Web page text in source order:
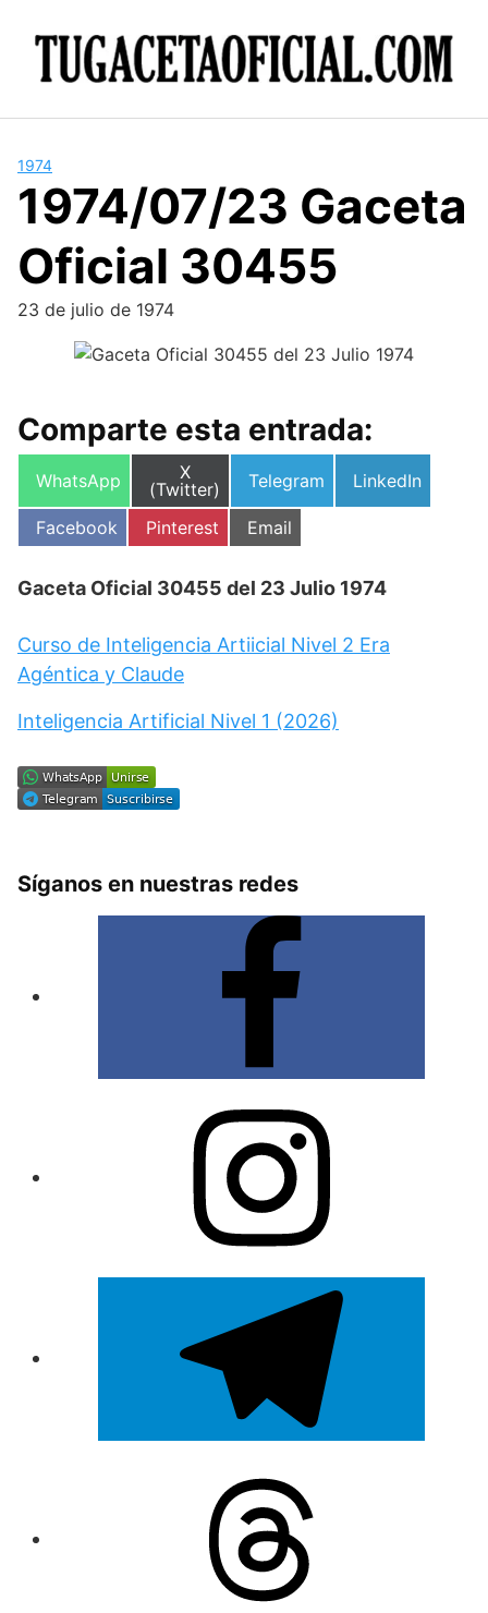
1974
1974/07/23 Gaceta
Oficial 30455
23 de julio de 1974
Comparte esta entrada:
Compartir
WhatsApp
Compartir
en
X
(Twitter)
Compartir
Telegram
Compartir
LinkedIn
Compartir
en
Facebook
Compartir
en
Pinterest
Compartir
en
Email
Gaceta Oficial 30455 del 23 Julio 1974
Curso de Inteligencia Artiicial Nivel 2 Era
Agéntica y Claude
Inteligencia Artificial Nivel 1 (2026)
Síganos en nuestras redes